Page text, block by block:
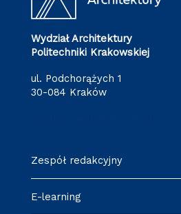
Wydział Architektury
Politechniki Krakowskiej
ul. Podchorążych 1
30-084 Kraków
Zespół redakcyjny
E-learning